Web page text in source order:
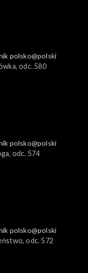
polsko@polski
odc. 580
polsko@polski
odc. 574
polsko@polski
odc. 572